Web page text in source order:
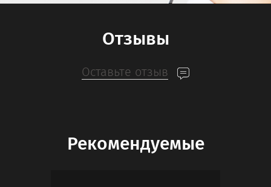
Отзывы
Оставьте отзыв
Рекомендуемые